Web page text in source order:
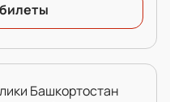
Башкортостан